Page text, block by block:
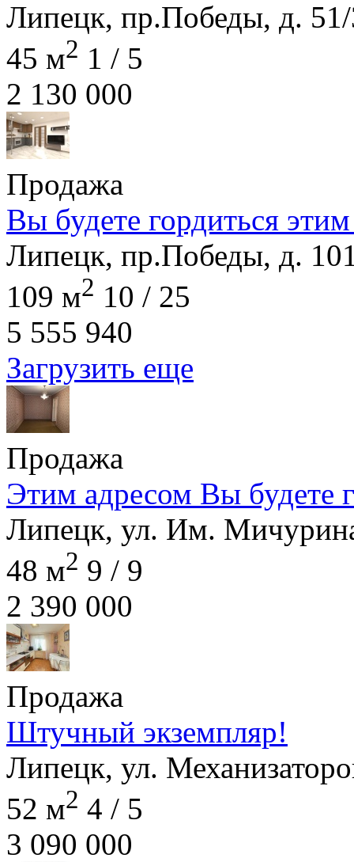
Липецк, пр.Победы, д.
45 м2 1 / 5
2 130 000
Продажа
Вы будете гордиться
Липецк, пр.Победы, д.
109 м2 10 / 25
5 555 940
Загрузить еще
Продажа
Этим адресом Вы будете
Липецк, ул. Им.
48 м2 9 / 9
2 390 000
Продажа
Штучный экземпляр!
Липецк, ул.
52 м2 4 / 5
3 090 000